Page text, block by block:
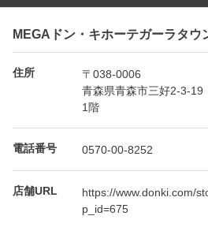
MEGAドン・キホーテガーラタウ
住所
〒038-0006
青森県青森市三好2-3-19
1階
電話番号 0570-00-8252
店舗URL
https://www.donki.com/
p_id=675